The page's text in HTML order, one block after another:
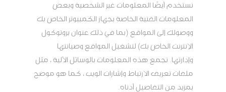
نستخدم أيضًا المعلومات غير الشخصية وبعض
المعلومات الفنية الخاصة بجهاز الكمبيوتر الخاص بك
ووصولك إلى المواقع (بما في ذلك عنوان بروتوكول
الإنترنت الخاص بك) لتشغيل المواقع وصيانتها
وإدارتها. نجمع هذه المعلومات بالوسائل الآلية ، مثل
ملفات تعريف الارتباط وإشارات الويب ، كما هو موضح
بمزيد من التفاصيل أدناه.